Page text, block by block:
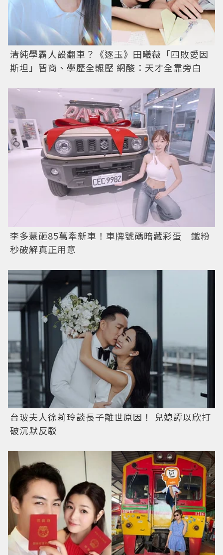
清純學霸人設翻車？《逐玉》田曦薇「四敗愛因
斯坦」智商、學歷全輾壓 網酸：天才全靠旁白
李多慧砸85萬牽新車！車牌號碼暗藏彩蛋 鐵粉
秒破解真正用意
台玻夫人徐莉玲談長子離世原因！ 兒媳譚以欣打
破沉默反駁